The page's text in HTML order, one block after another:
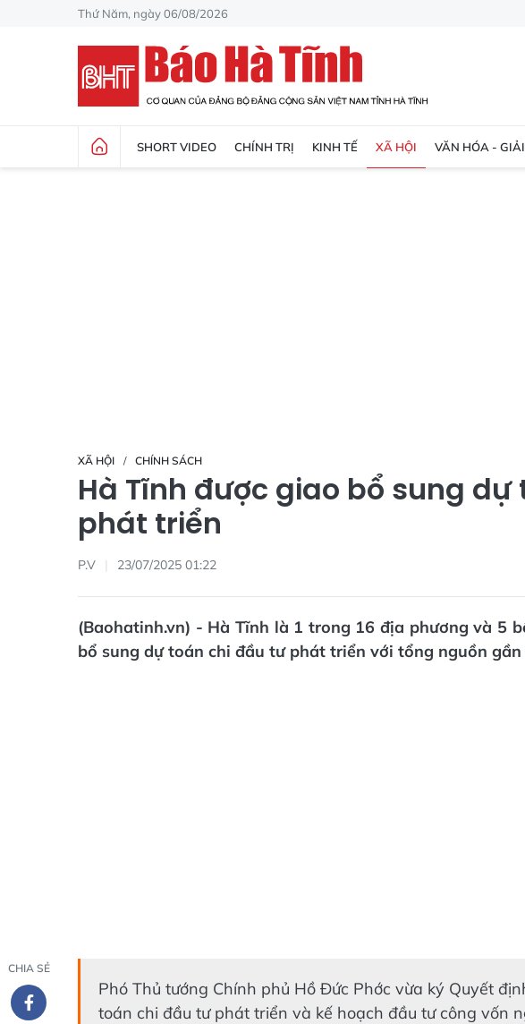
Thứ Năm, ngày 06/08/2026
SHORT VIDEO CHÍNH TRỊ KINH TẾ XÃ HỘI VĂN HÓA -
XÃ HỘI CHÍNH SÁCH
Hà Tĩnh được giao bổ sung
phát triển
P.V 23/07/2025 01:22
(Baohatinh.vn) - Hà Tĩnh là 1 trong 16 địa phương và 5
bổ sung dự toán chi đầu tư phát triển với tổng nguồn
CHIA SẺ
Phó Thủ tướng Chính phủ Hồ Đức Phớc vừa ký Quyết
toán chi đầu tư phát triển và kế hoạch đầu tư công vốn